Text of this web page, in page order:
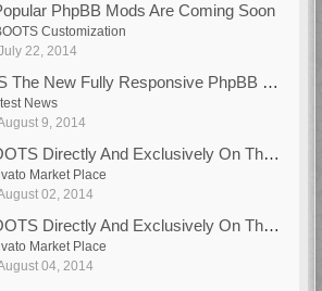
PhpBB Mods Are Coming Soon
Customization
22, 2014
New Fully Responsive PhpBB Theme
News
9, 2014
Directly And Exclusively On ThemeForest
Market Place
02, 2014
Directly And Exclusively On ThemeForest
Market Place
04, 2014